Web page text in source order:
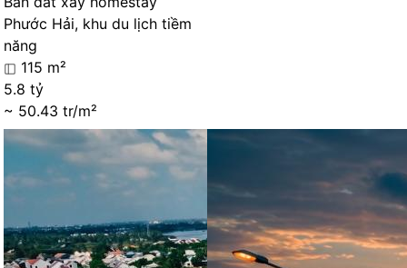
Phước Hải, khu du lịch tiềm
năng
115 m²
5.8 tỷ
~ 50.43 tr/m²